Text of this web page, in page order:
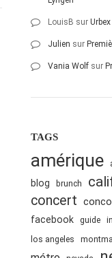
LouisB sur
Julien sur
Vania Wolf sur
TAGS
amérique
blog brunch
concert
facebook guide
los angeles